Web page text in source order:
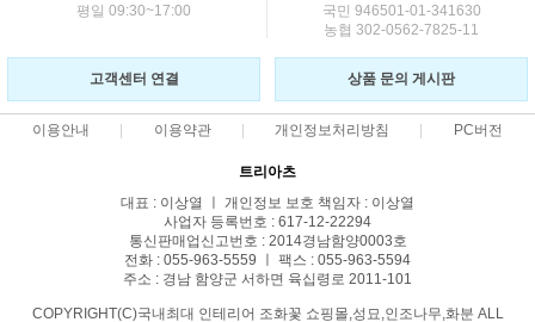
평일 09:30~17:00
국민 946501-01-341630
농협 302-0562-7825-11
고객센터 연결 상품 문의 게시판
이용안내 이용약관 개인정보처리방침 PC버전
트리아츠
대표 : 이상열 ㅣ 개인정보 보호 책임자 : 이상열
사업자 등록번호 : 617-12-22294
통신판매업신고번호 : 2014경남함양0003호
전화 : 055-963-5559 ㅣ 팩스 : 055-963-5594
주소 : 경남 함양군 서하면 육십령로 2011-101
COPYRIGHT(C)국내최대 인테리어 조화꽃 쇼핑몰,성묘,인조나무,화분 ALL